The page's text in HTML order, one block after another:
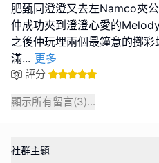
肥甄同澄澄又去左Namco夾
仲成功夾到澄澄心愛的
之後仲玩埋兩個最鐘意的擲彩
滿... 更多
評分
顯示所有留言(3)...
社群主題